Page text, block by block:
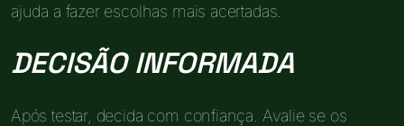
ajuda a fazer escolhas mais acertadas.
DECISÃO INFORMADA
Após testar, decida com confiança. Avalie se os